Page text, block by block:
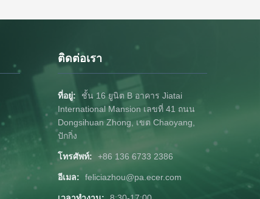
ติดต่อเรา
ที่อยู่:
ชั้น 16 ยูนิต B อาคาร Jiatai
International Mansion เลขที่ 41 ถนน
Dongsihuan Zhong, เขต Chaoyang,
ปักกิ่ง
โทรศัพท์: +86 136 6733 2386
อีเมล: feliciazhou@pa.ecer.com